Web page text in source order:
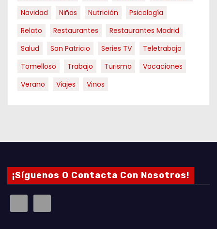
Navidad
Niños Nutrición
Psicología
Relato
Restaurantes
Restaurantes Madrid
Salud
San Patricio Series TV
Teletrabajo
Tomelloso
Trabajo Turismo
Vacaciones
Verano
Viajes Vinos
¡Síguenos O Contacta Con Nosotros!